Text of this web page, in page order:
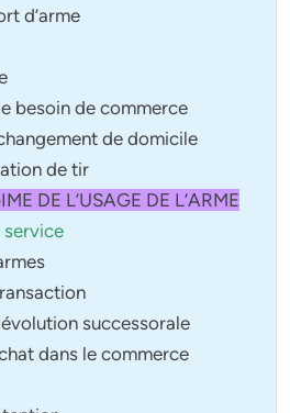
d’arme
besoin de commerce
de domicile
de tir
DE L’USAGE DE L’ARME
service
successorale
dans le commerce